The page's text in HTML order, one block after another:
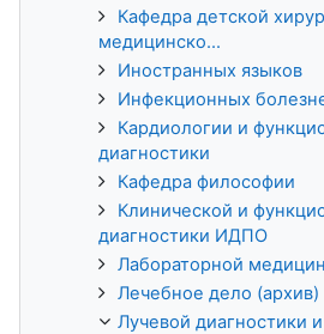
Кафедра детской
медицинско...
Иностранных языков
Инфекционных
Кардиологии и
диагностики
Кафедра философии
Клинической и
диагностики ИДПО
Лабораторной
Лечебное дело (архив)
Лучевой диагностики